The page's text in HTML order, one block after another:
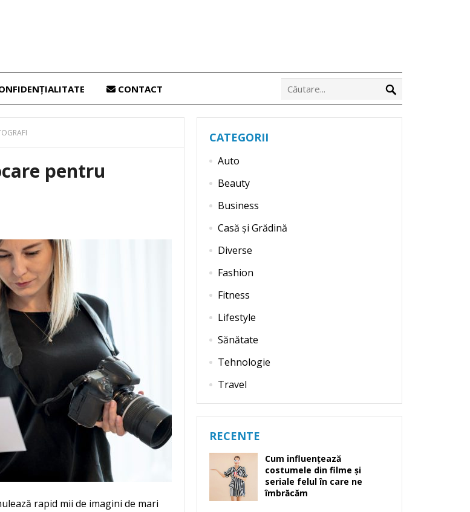
CONTACT
pentru
rapid mii de imagini de mari
CATEGORII
Auto
Beauty
Business
Casă și Grădină
Diverse
Fashion
Fitness
Lifestyle
Sănătate
Tehnologie
Travel
RECENTE
Cum influențează
costumele din filme și
seriale felul în care ne
îmbrăcăm